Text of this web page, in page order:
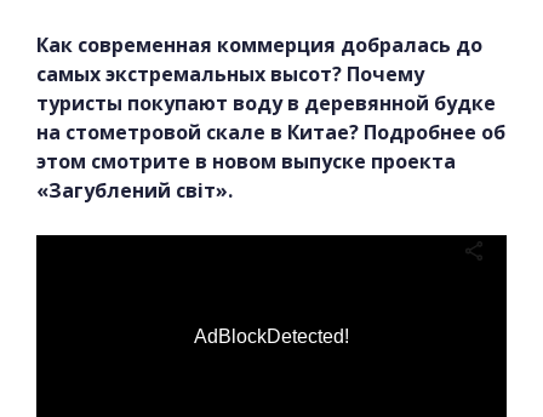
Как современная коммерция добралась до
самых экстремальных высот? Почему
туристы покупают воду в деревянной будке
на стометровой скале в Китае? Подробнее об
этом смотрите в новом выпуске проекта
«Загублений світ».
AdBlockDetected!